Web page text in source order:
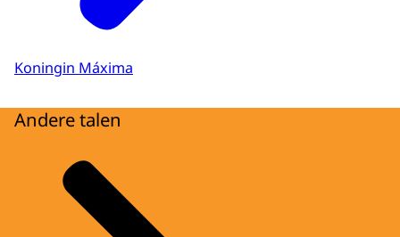
Koningin Máxima
Andere talen